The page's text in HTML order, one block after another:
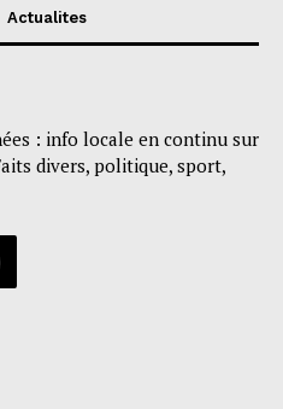
Actualites
: info locale en continu sur
divers, politique, sport,